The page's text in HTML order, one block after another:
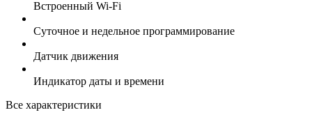
Встроенный Wi-Fi
Суточное и недельное программирование
Датчик движения
Индикатор даты и времени
Все характеристики